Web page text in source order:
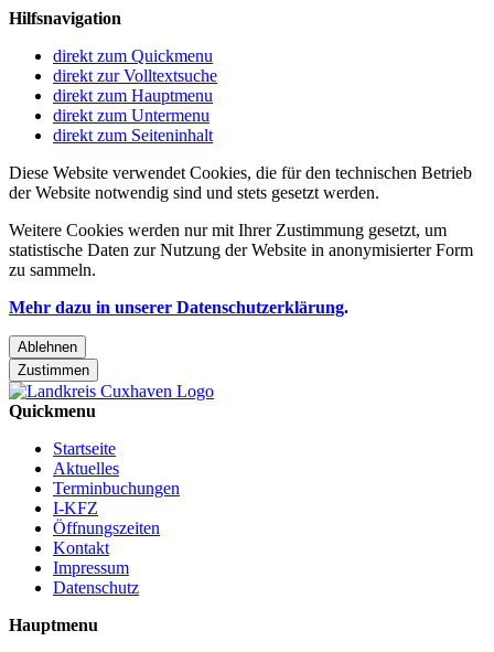
Hilfsnavigation
direkt zum Quickmenu
direkt zur Volltextsuche
direkt zum Hauptmenu
direkt zum Untermenu
direkt zum Seiteninhalt
Diese Website verwendet Cookies, die für den technischen Betrieb
der Website notwendig sind und stets gesetzt werden.
Weitere Cookies werden nur mit Ihrer Zustimmung gesetzt, um
statistische Daten zur Nutzung der Website in anonymisierter Form
zu sammeln.
Mehr dazu in unserer Datenschutzerklärung.
Ablehnen
Zustimmen
Quickmenu
Startseite
Aktuelles
Terminbuchungen
I-KFZ
Öffnungszeiten
Kontakt
Impressum
Datenschutz
Hauptmenu